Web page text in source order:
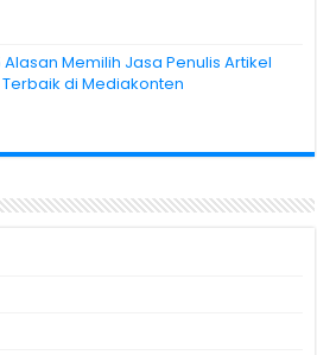
Alasan Memilih Jasa Penulis Artikel
Terbaik di Mediakonten